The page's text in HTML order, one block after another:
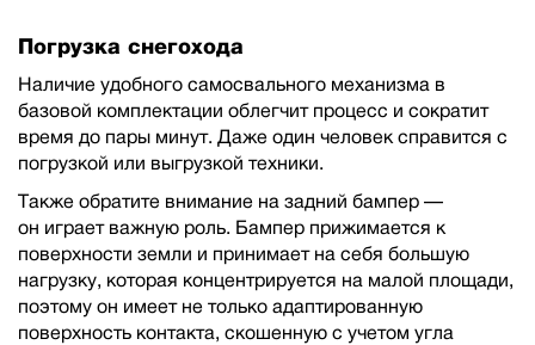
Погрузка снегохода
Наличие удобного самосвального механизма в
базовой комплектации облегчит процесс и сократит
время до пары минут. Даже один человек справится с
погрузкой или выгрузкой техники.
Также обратите внимание на задний бампер —
он играет важную роль. Бампер прижимается к
поверхности земли и принимает на себя большую
нагрузку, которая концентрируется на малой площади,
поэтому он имеет не только адаптированную
поверхность контакта, скошенную с учетом угла